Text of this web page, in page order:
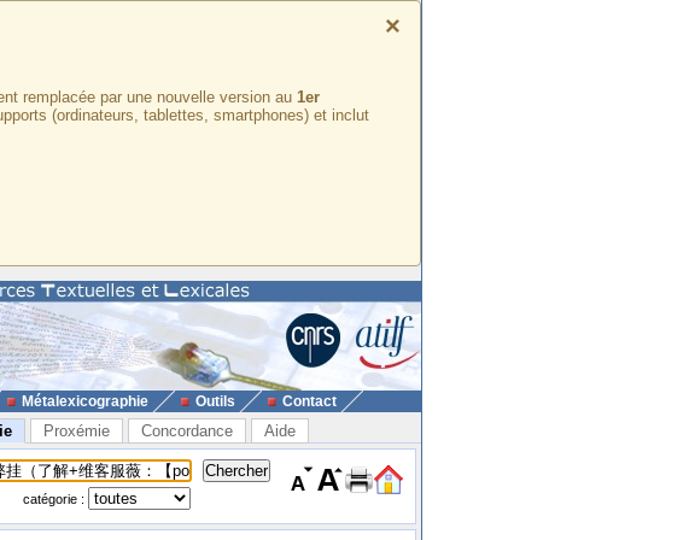
×
remplacée par une nouvelle version au 1er
(ordinateurs, tablettes, smartphones) et inclut
Métalexicographie Outils Contact
Proxémie Concordance Aide
catégorie :